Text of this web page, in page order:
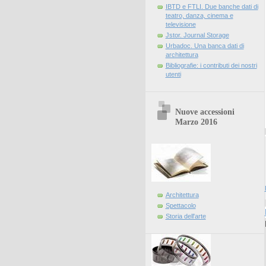
IBTD e FTLI. Due banche dati di
teatro, danza, cinema e
televisione
Jstor. Journal Storage
Urbadoc. Una banca dati di
architettura
Bibliografie: i contributi dei nostri
utenti
Nuove accessioni
Marzo 2016
Architettura
Spettacolo
Storia dell'arte